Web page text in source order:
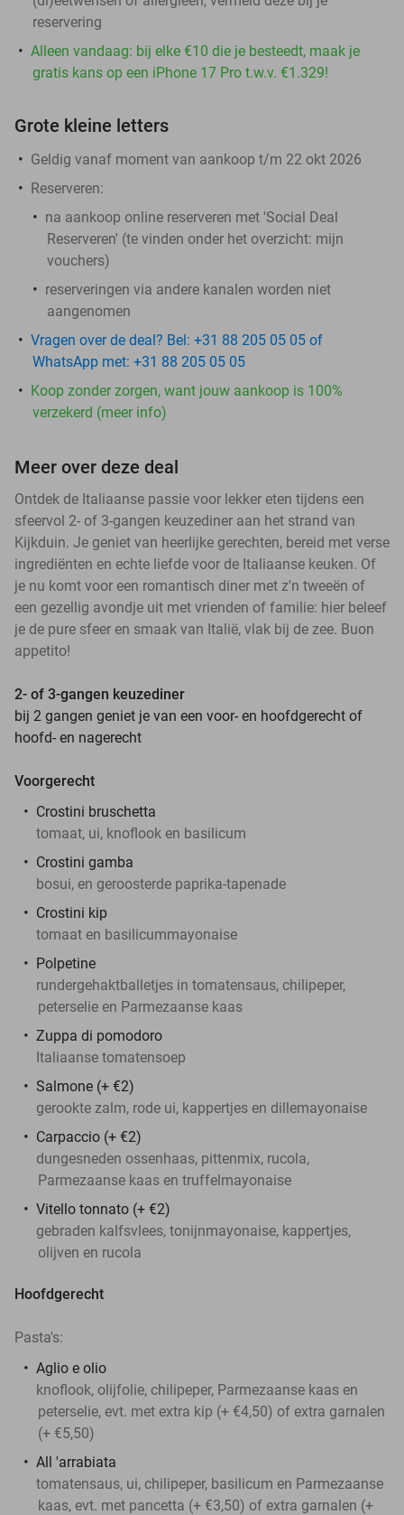
reservering
Alleen vandaag: bij elke €10 die je besteedt, maak je
gratis kans op een iPhone 17 Pro t.w.v. €1.329!
Grote kleine letters
Geldig vanaf moment van aankoop t/m 22 okt 2026
Reserveren:
na aankoop online reserveren met 'Social Deal
Reserveren' (te vinden onder het overzicht: mijn
vouchers)
reserveringen via andere kanalen worden niet
aangenomen
Vragen over de deal? Bel: +31 88 205 05 05 of
WhatsApp met: +31 88 205 05 05
Koop zonder zorgen, want jouw aankoop is 100%
verzekerd (meer info)
Meer over deze deal
Ontdek de Italiaanse passie voor lekker eten tijdens een
sfeervol 2- of 3-gangen keuzediner aan het strand van
Kijkduin. Je geniet van heerlijke gerechten, bereid met verse
ingrediënten en echte liefde voor de Italiaanse keuken. Of
je nu komt voor een romantisch diner met z'n tweeën of
een gezellig avondje uit met vrienden of familie: hier beleef
je de pure sfeer en smaak van Italië, vlak bij de zee. Buon
appetito!
2- of 3-gangen keuzediner
bij 2 gangen geniet je van een voor- en hoofdgerecht of
hoofd- en nagerecht
Voorgerecht
Crostini bruschetta
tomaat, ui, knoflook en basilicum
Crostini gamba
bosui, en geroosterde paprika-tapenade
Crostini kip
tomaat en basilicummayonaise
Polpetine
rundergehaktballetjes in tomatensaus, chilipeper,
peterselie en Parmezaanse kaas
Zuppa di pomodoro
Italiaanse tomatensoep
Salmone (+ €2)
gerookte zalm, rode ui, kappertjes en dillemayonaise
Carpaccio (+ €2)
dungesneden ossenhaas, pittenmix, rucola,
Parmezaanse kaas en truffelmayonaise
Vitello tonnato (+ €2)
gebraden kalfsvlees, tonijnmayonaise, kappertjes,
olijven en rucola
Hoofdgerecht
Pasta's:
Aglio e olio
knoflook, olijfolie, chilipeper, Parmezaanse kaas en
peterselie, evt. met extra kip (+ €4,50) of extra garnalen
(+ €5,50)
All 'arrabiata
tomatensaus, ui, chilipeper, basilicum en Parmezaanse
kaas, evt. met pancetta (+ €3,50) of extra garnalen (+